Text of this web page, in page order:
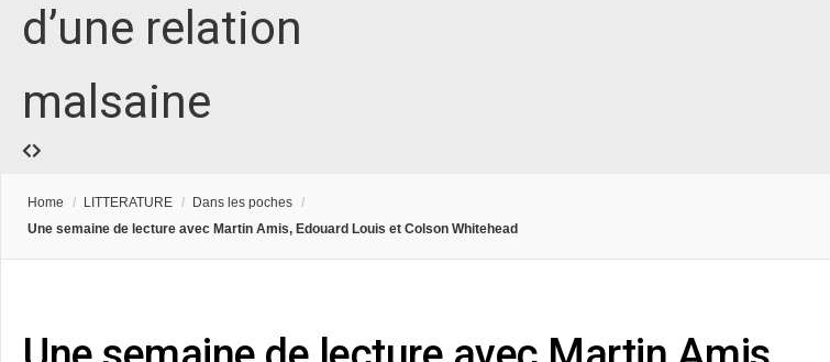
d’une relation
malsaine
Home / LITTERATURE / Dans les poches /
Une semaine de lecture avec Martin Amis, Edouard Louis et Colson Whitehead